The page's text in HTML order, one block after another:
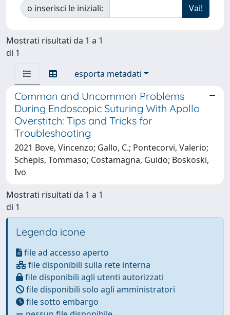
o inserisci le iniziali:
Mostrati risultati da 1 a 1
di 1
esporta metadati
Common and Uncommon Problems
During Endoscopic Suturing With Apollo
Overstitch: Tips and Tricks for
Troubleshooting
2021 Bove, Vincenzo; Gallo, C.; Pontecorvi, Valerio;
Schepis, Tommaso; Costamagna, Guido; Boskoski,
Ivo
Mostrati risultati da 1 a 1
di 1
Legenda icone
file ad accesso aperto
file disponibili sulla rete interna
file disponibili agli utenti autorizzati
file disponibili solo agli amministratori
file sotto embargo